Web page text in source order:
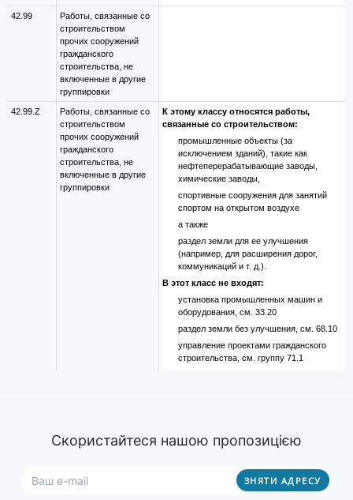
42.99
Работы, связанные со
строительством
прочих сооружений
гражданского
строительства, не
включенные в другие
группировки
42.99.Z
Работы, связанные со
строительством
прочих сооружений
гражданского
строительства, не
включенные в другие
группировки
К этому классу относятся работы,
связанные со строительством:
промышленные объекты (за
исключением зданий), такие как
нефтеперерабатывающие заводы,
химические заводы,
спортивные сооружения для занятий
спортом на открытом воздухе
а также
раздел земли для ее улучшения
(например, для расширения дорог,
коммуникаций и т. д.).
В этот класс не входят:
установка промышленных машин и
оборудования, см. 33.20
раздел земли без улучшения, см. 68.10
управление проектами гражданского
строительства, см. группу 71.1
Скористайтеся нашою пропозицією